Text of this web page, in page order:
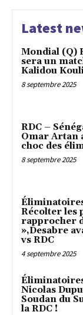
Latest
Mondial (Q)
sera un
Kalidou
8 septembre 2025
RDC –
Omar Artan
choc des
8 septembre 2025
Récolter les
rapprocher
»,Desabre
vs RDC
4 septembre 2025
Nicolas
Soudan du
la RDC !